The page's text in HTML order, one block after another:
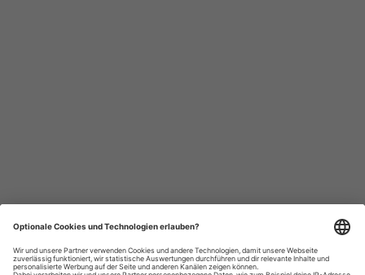
Datenschutzhinweise